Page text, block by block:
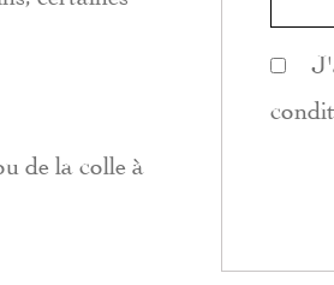
de la colle à